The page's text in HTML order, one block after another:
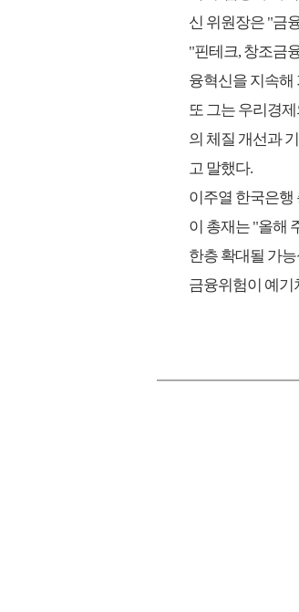
신 위원장은 "금
"핀테크, 창조금
융혁신을 지속해
또 그는 우리경
의 체질 개선과
고 말했다.
이주열 한국은행
이 총재는 "올해
한층 확대될 가
금융위험이 예기